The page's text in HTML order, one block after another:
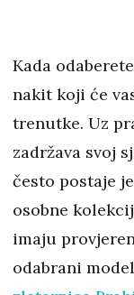
Kada
nakit koji će
trenutke. Uz
zadržava svoj
često postaje
osobne
imaju
odabrani